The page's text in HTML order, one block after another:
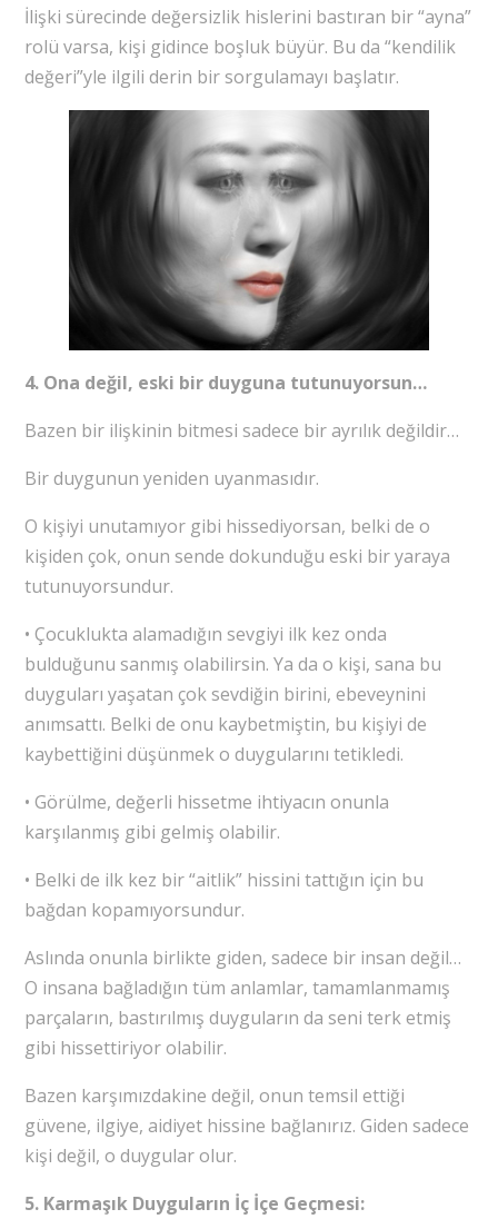
İlişki sürecinde değersizlik hislerini bastıran bir “ayna”
rolü varsa, kişi gidince boşluk büyür. Bu da “kendilik
değeri”yle ilgili derin bir sorgulamayı başlatır.
4. Ona değil, eski bir duyguna tutunuyorsun…
Bazen bir ilişkinin bitmesi sadece bir ayrılık değildir…
Bir duygunun yeniden uyanmasıdır.
O kişiyi unutamıyor gibi hissediyorsan, belki de o
kişiden çok, onun sende dokunduğu eski bir yaraya
tutunuyorsundur.
• Çocuklukta alamadığın sevgiyi ilk kez onda
bulduğunu sanmış olabilirsin. Ya da o kişi, sana bu
duyguları yaşatan çok sevdiğin birini, ebeveynini
anımsattı. Belki de onu kaybetmiştin, bu kişiyi de
kaybettiğini düşünmek o duygularını tetikledi.
• Görülme, değerli hissetme ihtiyacın onunla
karşılanmış gibi gelmiş olabilir.
• Belki de ilk kez bir “aitlik” hissini tattığın için bu
bağdan kopamıyorsundur.
Aslında onunla birlikte giden, sadece bir insan değil…
O insana bağladığın tüm anlamlar, tamamlanmamış
parçaların, bastırılmış duyguların da seni terk etmiş
gibi hissettiriyor olabilir.
Bazen karşımızdakine değil, onun temsil ettiği
güvene, ilgiye, aidiyet hissine bağlanırız. Giden sadece
kişi değil, o duygular olur.
5. Karmaşık Duyguların İç İçe Geçmesi: